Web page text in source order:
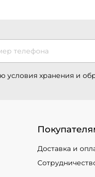
телефона
условия хранения и
Доставка и